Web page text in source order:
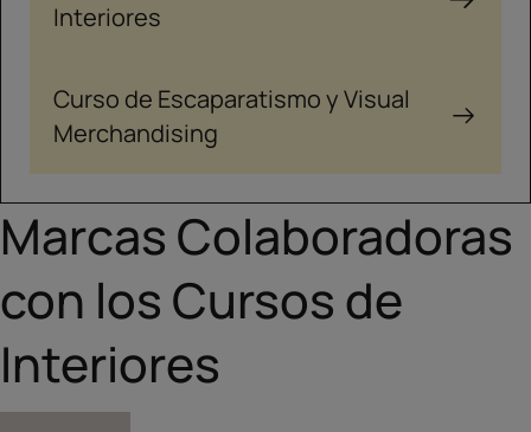
Interiores
Curso de Escaparatismo y Visual
Merchandising
Marcas Colaboradoras
con los Cursos de
Interiores